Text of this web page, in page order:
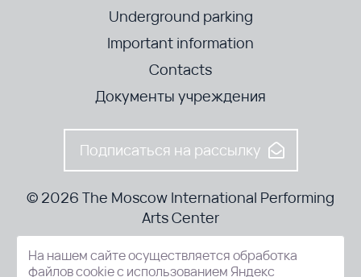
Underground parking
Important information
Contacts
Документы учреждения
Подписаться на рассылку
© 2026 The Moscow International Performing
Arts Center
52-8, Kosmodamianskaya nab., Moscow, 115054, Russia
На нашем сайте осуществляется обработка
файлов cookie с использованием Яндекс